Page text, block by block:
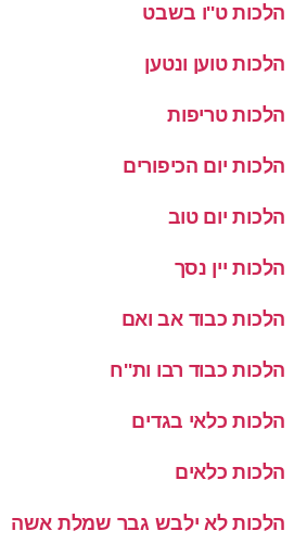
הלכות ט''ו בשבט
הלכות טוען ונטען
הלכות טריפות
הלכות יום הכיפורים
הלכות יום טוב
הלכות יין נסך
הלכות כבוד אב ואם
הלכות כבוד רבו ות''ח
הלכות כלאי בגדים
הלכות כלאים
הלכות לא ילבש גבר שמלת אשה